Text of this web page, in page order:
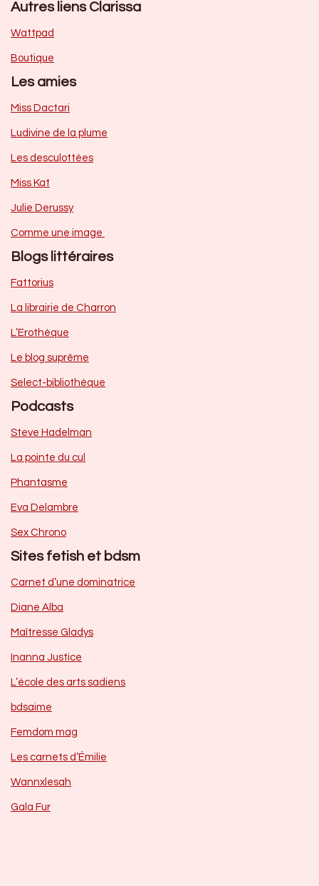
Autres liens Clarissa
Wattpad
Boutique
Les amies
Miss Dactari
Ludivine de la plume
Les desculottées
Miss Kat
Julie Derussy
Comme une image
Blogs littéraires
Fattorius
La librairie de Charron
L’Erothèque
Le blog suprême
Select-bibliothèque
Podcasts
Steve Hadelman
La pointe du cul
Phantasme
Eva Delambre
Sex Chrono
Sites fetish et bdsm
Carnet d’une dominatrice
Diane Alba
Maîtresse Gladys
Inanna Justice
L’école des arts sadiens
bdsaime
Femdom mag
Les carnets d’Émilie
Wannxlesah
Gala Fur